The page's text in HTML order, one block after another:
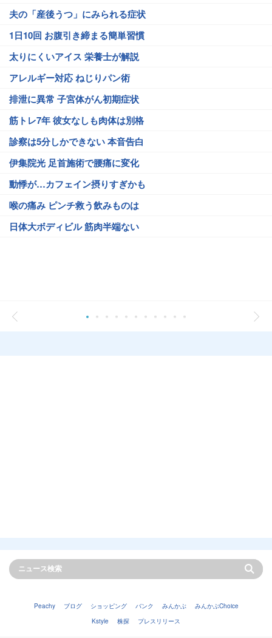
夫の「産後うつ」にみられる症状
1日10回 お腹引き締まる簡単習慣
太りにくいアイス 栄養士が解説
アレルギー対応 ねじりパン術
排泄に異常 子宮体がん初期症状
筋トレ7年 彼女なしも肉体は別格
診察は5分しかできない 本音告白
伊集院光 足首施術で腰痛に変化
動悸が…カフェイン摂りすぎかも
喉の痛み ピンチ救う飲みものは
日体大ボディビル 筋肉半端ない
Peachy ブログ ショッピング バンク みんかぶ
みんかぶChoice
Kstyle
株探 プレスリリース